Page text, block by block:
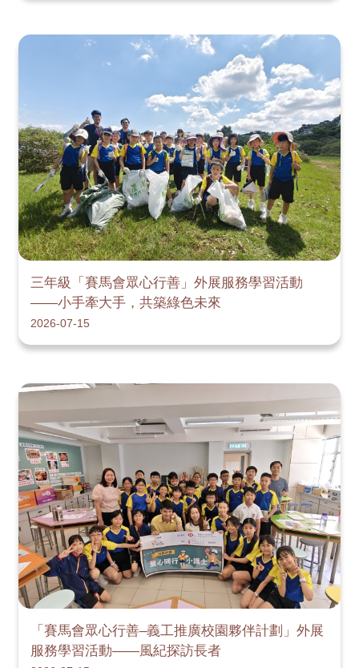
三年級「賽馬會眾心行善」外展服務學習活動
——小手牽大手，共築綠色未來
2026-07-15
「賽馬會眾心行善–義工推廣校園夥伴計劃」外展
服務學習活動——風紀探訪長者